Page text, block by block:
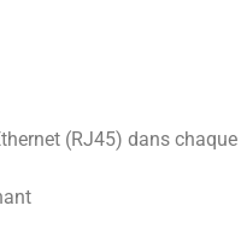
(RJ45) dans